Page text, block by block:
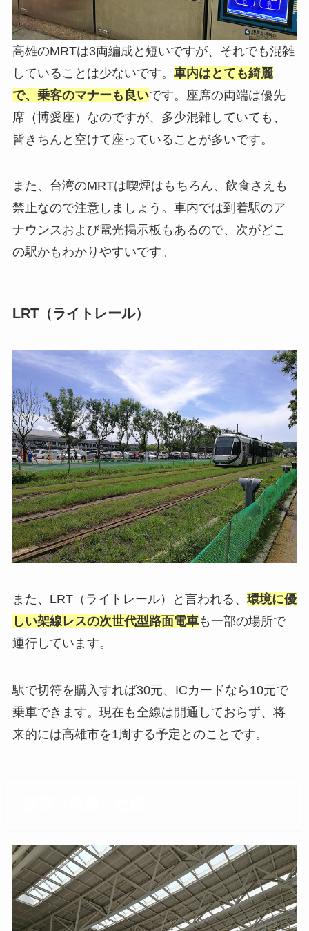
高雄のMRTは3両編成と短いですが、それでも混雑
していることは少ないです。 車内はとても綺麗
で、乗客のマナーも良いです。座席の両端は優先
席（博愛座）なのですが、多少混雑していても、
皆きちんと空けて座っていることが多いです。
また、台湾のMRTは喫煙はもちろん、飲食さえも
禁止なので注意しましょう。車内では到着駅のア
ナウンスおよび電光掲示板もあるので、次がどこ
の駅かもわかりやすいです。
LRT（ライトレール）
また、LRT（ライトレール）と言われる、 環境に優
しい架線レスの次世代型路面電車も一部の場所で
運行しています。
駅で切符を購入すれば30元、ICカードなら10元で
乗車できます。現在も全線は開通しておらず、将
来的には高雄市を1周する予定とのことです。